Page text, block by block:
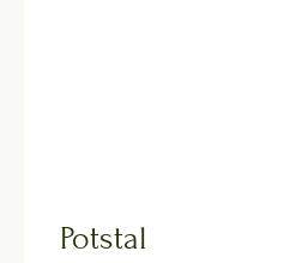
Potstal